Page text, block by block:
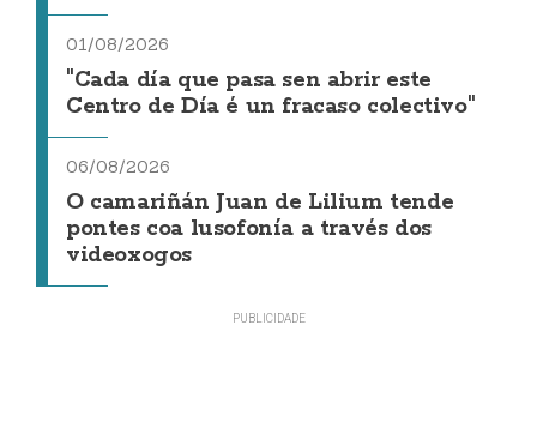
01/08/2026
"Cada día que pasa sen abrir este
Centro de Día é un fracaso colectivo"
06/08/2026
O camariñán Juan de Lilium tende
pontes coa lusofonía a través dos
videoxogos